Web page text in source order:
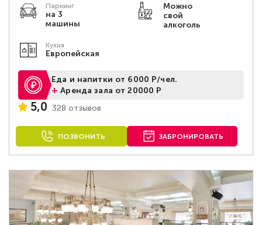
Паркинг
на 3
машины
Можно
свой
алкоголь
Кухня
Европейская
Еда и напитки от 6000 Р/чел.
+Аренда зала от 20000 Р
5,0 328 отзывов
ПОЗВОНИТЬ ЗАБРОНИРОВАТЬ